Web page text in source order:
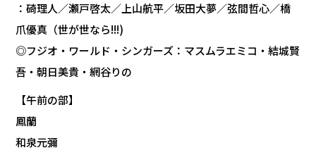
：碕理人／瀬戸啓太／上山航平／坂田大夢／弦間哲心／橋
爪優真（世が世なら!!!)
◎フジオ・ワールド・シンガーズ：マスムラエミコ・結城賢
吾・朝日美貴・網谷りの
【午前の部】
鳳蘭
和泉元彌